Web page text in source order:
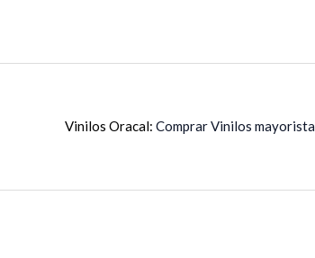
Vinilos Oracal: Comprar Vinilos mayorista